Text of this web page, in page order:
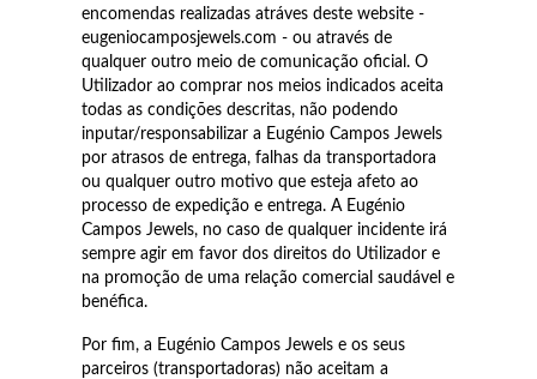
encomendas realizadas atráves deste website -
eugeniocamposjewels.com - ou através de
qualquer outro meio de comunicação oficial. O
Utilizador ao comprar nos meios indicados aceita
todas as condições descritas, não podendo
inputar/responsabilizar a Eugénio Campos Jewels
por atrasos de entrega, falhas da transportadora
ou qualquer outro motivo que esteja afeto ao
processo de expedição e entrega. A Eugénio
Campos Jewels, no caso de qualquer incidente irá
sempre agir em favor dos direitos do Utilizador e
na promoção de uma relação comercial saudável e
benéfica.
Por fim, a Eugénio Campos Jewels e os seus
parceiros (transportadoras) não aceitam a